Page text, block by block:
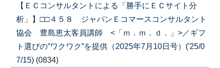
【ＥＣコンサルタントによる「勝手にＥＣサイト分
析」】□□４５８ ジャパンＥコマースコンサルタント
協会 豊島恵太客員講師 <「ｍ．ｍ．ｄ．」>／ギフ
ト選びの”ワクワク”を提供（2025年7月10日号）('25/0
7/15) (0834)